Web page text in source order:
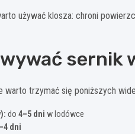
używać klosza: chroni
sernik
warto trzymać się poniższych
do 4–5 dni w lodówce
dni